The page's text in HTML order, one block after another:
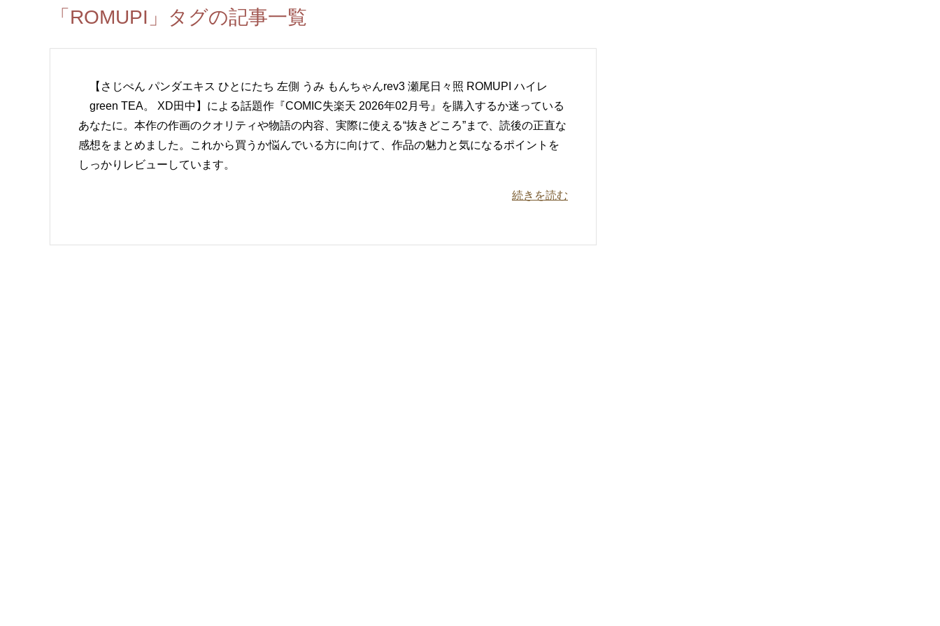
「ROMUPI」タグの記事一覧
【さじぺん パンダエキス ひとにたち 左側 うみ もんちゃんrev3 瀬尾日々照 ROMUPI ハイレ
green TEA。 XD田中】による話題作『COMIC失楽天 2026年02月号』を購入するか迷っている
あなたに。本作の作画のクオリティや物語の内容、実際に使える“抜きどころ”まで、読後の正直な
感想をまとめました。これから買うか悩んでいる方に向けて、作品の魅力と気になるポイントを
しっかりレビューしています。
続きを読む